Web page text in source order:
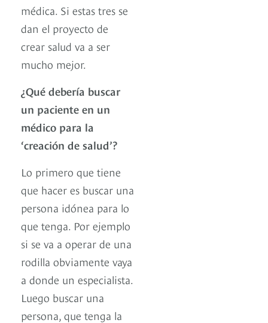
médica. Si estas tres se
dan el proyecto de
crear salud va a ser
mucho mejor.
¿Qué debería buscar
un paciente en un
médico para la
‘creación de salud’?
Lo primero que tiene
que hacer es buscar una
persona idónea para lo
que tenga. Por ejemplo
si se va a operar de una
rodilla obviamente vaya
a donde un especialista.
Luego buscar una
persona, que tenga la